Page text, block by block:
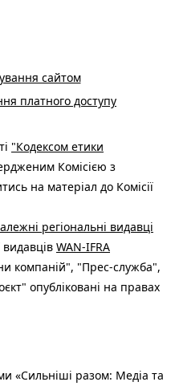
сайтом
платного доступу
"Кодексом етики
Комісією з
на матеріал до Комісії
регіональні видавці
видавців WAN-IFRA
компаній", "Прес-служба",
опубліковані на правах
«Сильніші разом: Медіа та